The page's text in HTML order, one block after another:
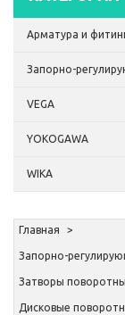
Арматура и
Запорно-
VEGA
YOKOGAWA
WIKA
Главная
Запорно-
Затворы
Дисковые